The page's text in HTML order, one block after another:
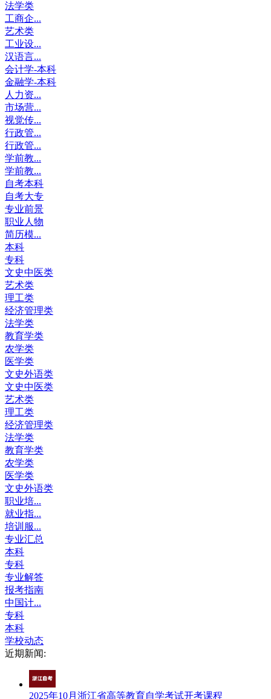
法学类
工商企...
艺术类
工业设...
汉语言...
会计学-本科
金融学-本科
人力资...
市场营...
视觉传...
行政管...
行政管...
学前教...
学前教...
自考本科
自考大专
专业前景
职业人物
简历模...
本科
专科
文史中医类
艺术类
理工类
经济管理类
法学类
教育学类
农学类
医学类
文史外语类
文史中医类
艺术类
理工类
经济管理类
法学类
教育学类
农学类
医学类
文史外语类
职业培...
就业指...
培训服...
专业汇总
本科
专科
专业解答
报考指南
中国计...
专科
本科
学校动态
近期新闻:
2025年10月浙江省高等教育自学考试开考课程